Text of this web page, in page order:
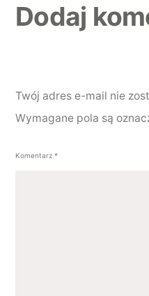
Dodaj
Twój adres e-mail nie
Wymagane pola są
Komentarz *